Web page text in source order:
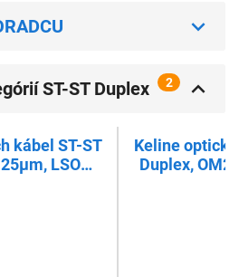
ST-ST Duplex
2
kábel ST-ST
LSOH,
Keline
Duplex,